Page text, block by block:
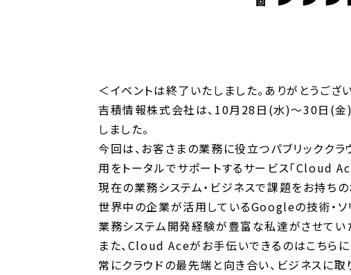
＜イベントは終了いたしました。ありがとうござ
吉積情報株式会社は、10月28日(水)～30日(金)
しました。
今回は、お客さまの業務に役立つパブリックク
用をトータルでサポートするサービス「Cloud
現在の業務システム・ビジネスで課題をお持ち
世界中の企業が活用しているGoogleの技術・ソ
業務システム開発経験が豊富な私達がさせてい
また、Cloud Aceがお手伝いできるのはこちら
常にクラウドの最先端と向き合い、ビジネスに